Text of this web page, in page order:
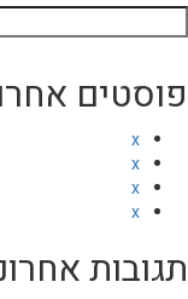
חיפוש:
פוסטים
x
x
x
x
תגובות